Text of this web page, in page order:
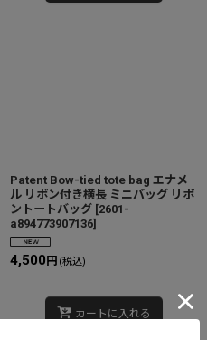
Patent Bow-tied tote bag エナメ
ル リボン付き横長 ミニバッグ リボ
ントートバッグ [2601-
a894773907136]
4,500 円 (税込)
カートに入れる